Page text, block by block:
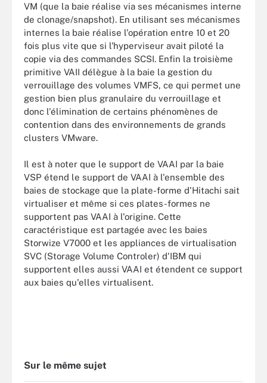
VM (que la baie réalise via ses mécanismes interne
de clonage/snapshot). En utilisant ses mécanismes
internes la baie réalise l'opération entre 10 et 20
fois plus vite que si l'hyperviseur avait piloté la
copie via des commandes SCSI. Enfin la troisième
primitive VAII délègue à la baie la gestion du
verrouillage des volumes VMFS, ce qui permet une
gestion bien plus granulaire du verrouillage et
donc l'élimination de certains phénomènes de
contention dans des environnements de grands
clusters VMware.
Il est à noter que le support de VAAI par la baie
VSP étend le support de VAAI à l'ensemble des
baies de stockage que la plate-forme d'Hitachi sait
virtualiser et même si ces plates-formes ne
supportent pas VAAI à l'origine. Cette
caractéristique est partagée avec les baies
Storwize V7000 et les appliances de virtualisation
SVC (Storage Volume Controler) d'IBM qui
supportent elles aussi VAAI et étendent ce support
aux baies qu'elles virtualisent.
Sur le même sujet